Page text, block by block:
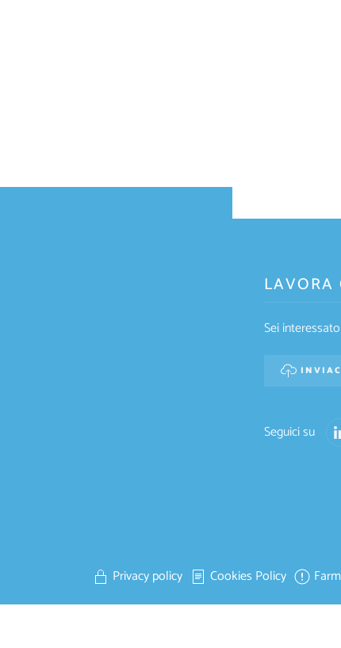
LAVORA
Sei
Seguici su
Privacy policy Cookies Policy